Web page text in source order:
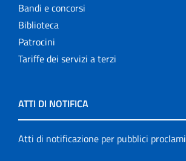
Bandi e concorsi
Biblioteca
Patrocini
Tariffe dei servizi a terzi
ATTI DI NOTIFICA
Atti di notificazione per pubblici proclami